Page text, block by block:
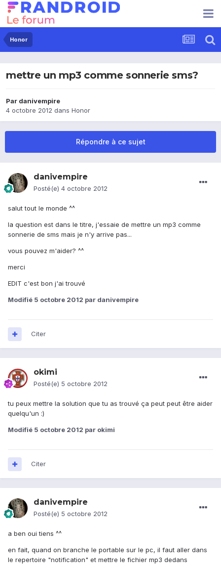
Honor
mettre un mp3 comme sonnerie sms?
Par danivempire
4 octobre 2012 dans Honor
Répondre à ce sujet
danivempire
Posté(e) 4 octobre 2012
salut tout le monde ^^
la question est dans le titre, j'essaie de mettre un mp3 comme
sonnerie de sms mais je n'y arrive pas...
vous pouvez m'aider? ^^
merci
EDIT c'est bon j'ai trouvé
Modifié 5 octobre 2012 par danivempire
Citer
okimi
Posté(e) 5 octobre 2012
tu peux mettre la solution que tu as trouvé ça peut peut être aider
quelqu'un :)
Modifié 5 octobre 2012 par okimi
Citer
danivempire
Posté(e) 5 octobre 2012
a ben oui tiens ^^
en fait, quand on branche le portable sur le pc, il faut aller dans
le repertoire "notification" et mettre le fichier mp3 dedans